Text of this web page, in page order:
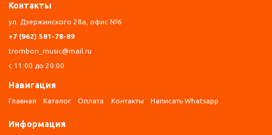
Навигация
Главная Каталог Оплата Контакты Написать Whatsapp
Информация
Контакты
ул. Дзержинского 28а, офис №6
+7 (962) 581-78-89
trombon_music@mail.ru
с 11:00 до 20:00